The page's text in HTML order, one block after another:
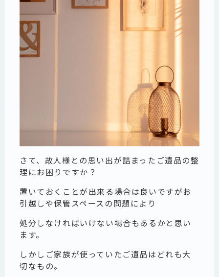
さて、故人様との思い出が詰まったご遺品の整
理にお困りですか？
置いておくことが出来る場合は良いですがお
引越しや保管スペースの問題により
処分しなければいけない場合もあるかと思い
ます。
しかしご家族が使っていたご遺品はどれも大
切なもの。